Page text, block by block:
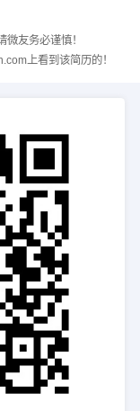
友务必谨慎！
上看到该简历的！